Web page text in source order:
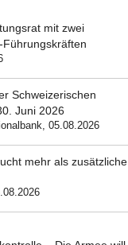
mit zwei
Schweizerischen
Juni 2026
05.08.2026
mehr als zusätzliche